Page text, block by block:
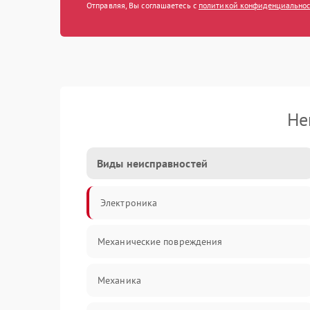
Отправляя, Вы соглашаетесь с политикой
Виды неисправностей
Электроника
Механические повреждения
Механика